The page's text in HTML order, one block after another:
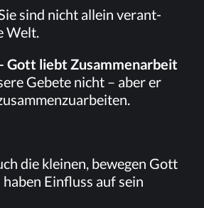
sind nicht al­lein ver­ant­
Welt.
Gott liebt Zusammenarbeit
Ge­be­te nicht – aber er
die klei­nen, be­we­gen Gott
Ein­fluss auf sein